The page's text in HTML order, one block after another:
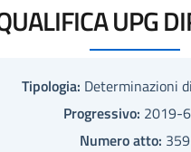
UPG
Tipologia: Determinazioni
Progressivo: 2019-
Numero atto: 359